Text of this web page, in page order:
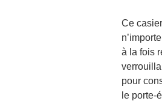
Ce
à la fois
pour
le porte-